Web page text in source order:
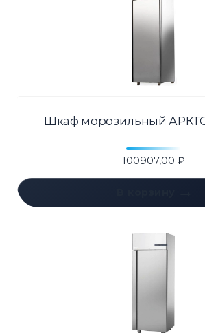
Шкаф морозильный АРКТО
100907,00 ₽